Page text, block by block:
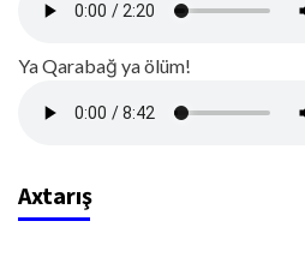
Ya Qarabağ ya ölüm!
Axtarış